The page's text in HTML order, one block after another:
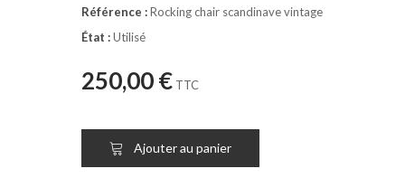
Référence :Rocking chair scandinave vintage
État :Utilisé
250,00 € TTC
Ajouter au panier